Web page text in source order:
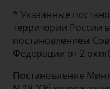
* Указанные
территории России
постановлением
Федерации от 2
Постановление